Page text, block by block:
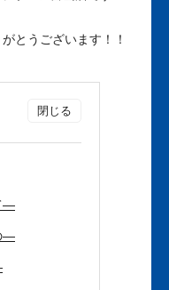
とうございます！！
—
—